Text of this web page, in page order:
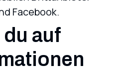
Facebook.
auf